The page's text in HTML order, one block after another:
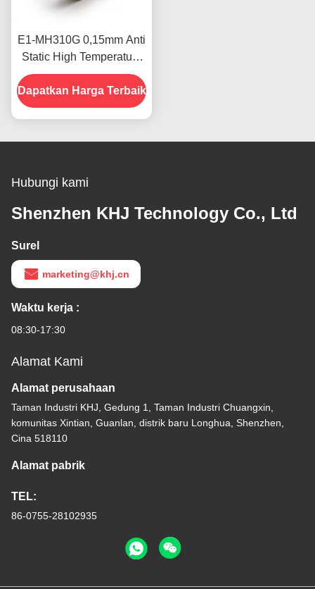
E1-MH310G 0,15mm Anti
Static High Temperature
Masking Tape Untuk
Komponen
Dapatkan Harga Terbaik
Hubungi kami
Shenzhen KHJ Technology Co., Ltd
Surel
marketing@khj.cn
Waktu kerja :
08:30-17:30
Alamat Kami
Alamat perusahaan
Taman Industri KHJ, Gedung 1, Taman Industri Chuangxin,
komunitas Xintian, Guanlan, distrik baru Longhua, Shenzhen,
Cina 518110
Alamat pabrik
TEL:
86-0755-28102935